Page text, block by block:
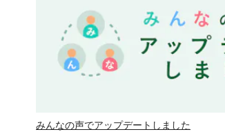
みんなの声でアップデートしました